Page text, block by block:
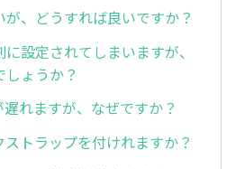
、どうすれば良いですか？
設定されてしまいますが、
ょうか？
れますが、なぜですか？
トラップを付けれますか？